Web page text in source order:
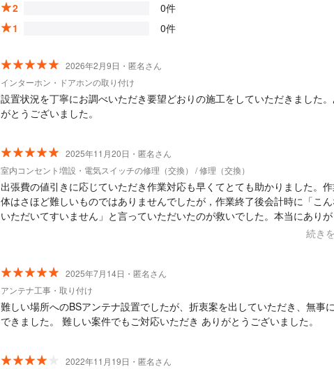
2
0件
1
0件
2026年2月9日・匿名さん
インターホン・ドアホンの取り付け
設置状況を丁寧にお調べいただき要望どおりの施工をしていただきました
がとうございました。
2025年11月20日・匿名さん
室内コンセント増設・電気スイッチの修理（交換） / 修理（交換）
出張費の値引きに応じていただき作業対応も早くてとても助かりました。
体はさほど難しいものではありませんでしたが，作業終了後会計時に「こ
いただいてすいません」と言っていただいたのが救いでした。本当にあり
続き
2025年7月14日・匿名さん
アンテナ工事・取り付け
難しい場所へのBSアンテナ設置でしたが、折衷案を出していただき、無事
できました。 難しい案件でもご対応いただき ありがとうございました。
2022年11月19日・匿名さん